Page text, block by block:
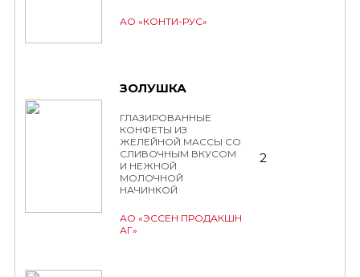
АО «КОНТИ-РУС»
ЗОЛУШКА
ГЛАЗИРОВАННЫЕ
КОНФЕТЫ ИЗ
ЖЕЛЕЙНОЙ МАССЫ СО
СЛИВОЧНЫМ ВКУСОМ
И НЕЖНОЙ
МОЛОЧНОЙ
НАЧИНКОЙ
АО «ЭССЕН ПРОДАКШН
АГ»
2